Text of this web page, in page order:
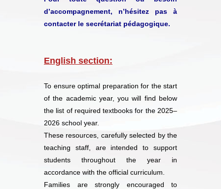
d’accompagnement, n’hésitez pas à
contacter le secrétariat pédagogique.
English section:
To ensure optimal preparation for the start
of the academic year, you will find below
the list of required textbooks for the 2025–
2026 school year.
These resources, carefully selected by the
teaching staff, are intended to support
students throughout the year in
accordance with the official curriculum.
Families are strongly encouraged to